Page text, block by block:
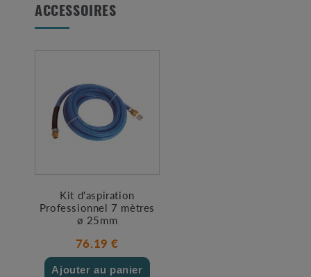
ACCESSOIRES
Kit d'aspiration
Professionnel 7 mètres
ø 25mm
76.19 €
Ajouter au panier